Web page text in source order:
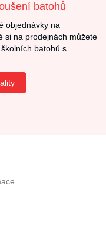
batohů
objednávky na
si na prodejnách můžete
batohů s